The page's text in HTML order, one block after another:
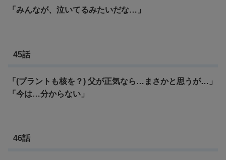
「みんなが、泣いてるみたいだな…」
45話
「(プラントも核を？) 父が正気なら…まさかと思うが…」
「今は…分からない」
46話